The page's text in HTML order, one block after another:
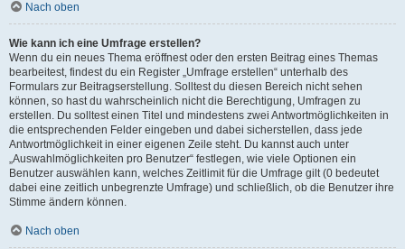
Nach oben
Wie kann ich eine Umfrage erstellen?
Wenn du ein neues Thema eröffnest oder den ersten Beitrag eines Themas
bearbeitest, findest du ein Register „Umfrage erstellen“ unterhalb des
Formulars zur Beitragserstellung. Solltest du diesen Bereich nicht sehen
können, so hast du wahrscheinlich nicht die Berechtigung, Umfragen zu
erstellen. Du solltest einen Titel und mindestens zwei Antwortmöglichkeiten in
die entsprechenden Felder eingeben und dabei sicherstellen, dass jede
Antwortmöglichkeit in einer eigenen Zeile steht. Du kannst auch unter
„Auswahlmöglichkeiten pro Benutzer“ festlegen, wie viele Optionen ein
Benutzer auswählen kann, welches Zeitlimit für die Umfrage gilt (0 bedeutet
dabei eine zeitlich unbegrenzte Umfrage) und schließlich, ob die Benutzer ihre
Stimme ändern können.
Nach oben